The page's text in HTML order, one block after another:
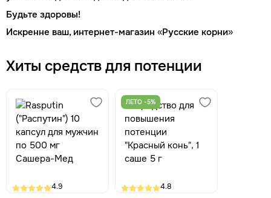
Будьте здоровы!
Искренне ваш, интернет-магазин «Русские корни»
Хиты средств для потенции
4.9
ЛЕТО -5%
4.8